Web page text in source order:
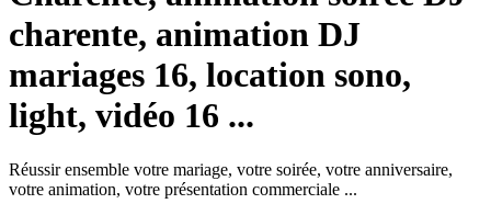
charente, animation DJ
mariages 16, location sono,
light, vidéo 16 ...
Réussir ensemble votre mariage, votre soirée, votre anniversaire,
votre animation, votre présentation commerciale ...